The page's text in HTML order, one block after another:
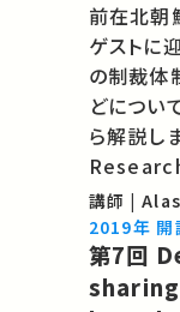
前在北朝
ゲストに
の制裁体
どについ
ら解説します。 ※この講演は英語
Research
京大学公共政策大学
の誰かの学
りの講義
講師 |
2019年 開
第7回 Denmark and Japan: Burden-